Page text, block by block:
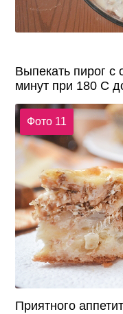
Выпекать пирог с
минут при 180 С
Фото 11
Приятного